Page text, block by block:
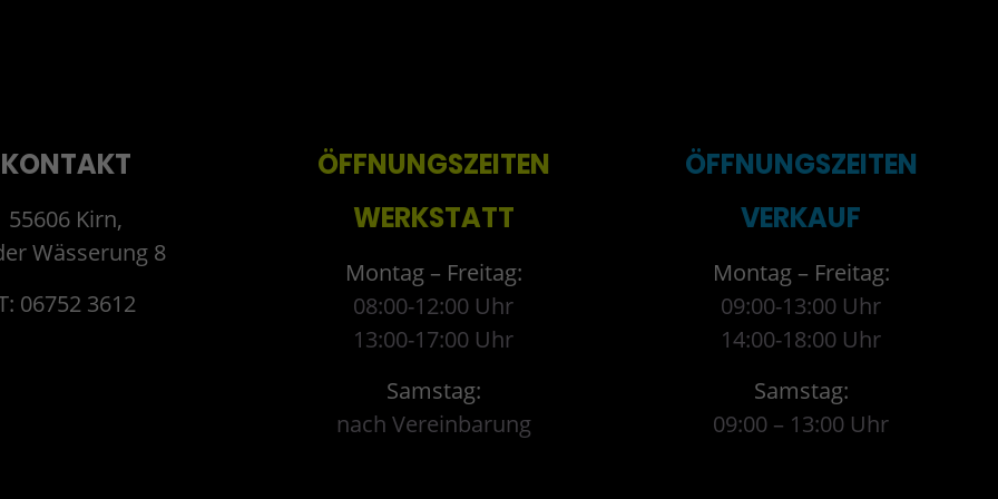
KONTAKT
55606 Kirn,
Wässerung 8
06752 3612
ÖFFNUNGSZEITEN
WERKSTATT
Montag – Freitag:
08:00-12:00 Uhr
13:00-17:00 Uhr
Samstag:
nach Vereinbarung
ÖFFNUNGSZEITEN
VERKAUF
Montag – Freitag:
09:00-13:00 Uhr
14:00-18:00 Uhr
Samstag:
09:00 – 13:00 Uhr